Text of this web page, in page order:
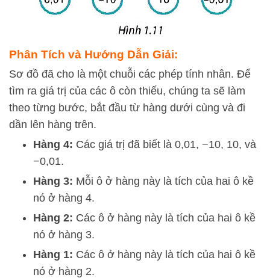
Phân Tích và Hướng Dẫn Giải:
Sơ đồ đã cho là một chuỗi các phép tính nhân. Để
tìm ra giá trị của các ô còn thiếu, chúng ta sẽ làm
theo từng bước, bắt đầu từ hàng dưới cùng và đi
dần lên hàng trên.
Hàng 4: Các giá trị đã biết là 0,01, −10, 10, và
−0,01.
Hàng 3: Mỗi ô ở hàng này là tích của hai ô kề
nó ở hàng 4.
Hàng 2: Các ô ở hàng này là tích của hai ô kề
nó ở hàng 3.
Hàng 1: Các ô ở hàng này là tích của hai ô kề
nó ở hàng 2.